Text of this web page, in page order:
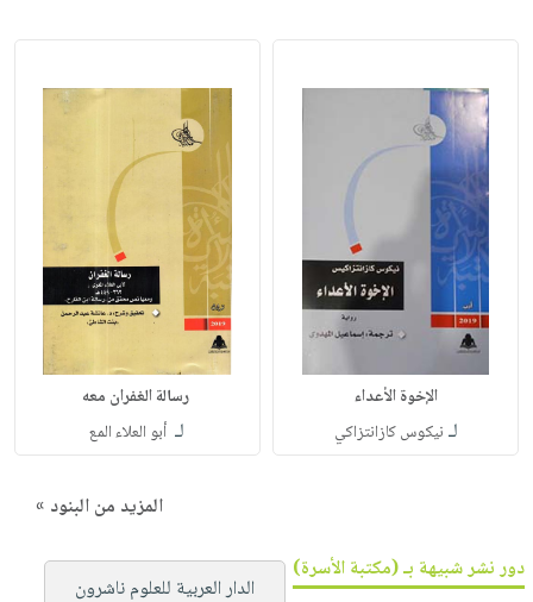
الإخوة الأعداء
لـ نيكوس كازانتزاكي
رسالة الغفران معه
لـ أبو العلاء المع
المزيد من البنود »
دور نشر شبيهة بـ (مكتبة الأسرة)
الدار العربية للعلوم ناشرون